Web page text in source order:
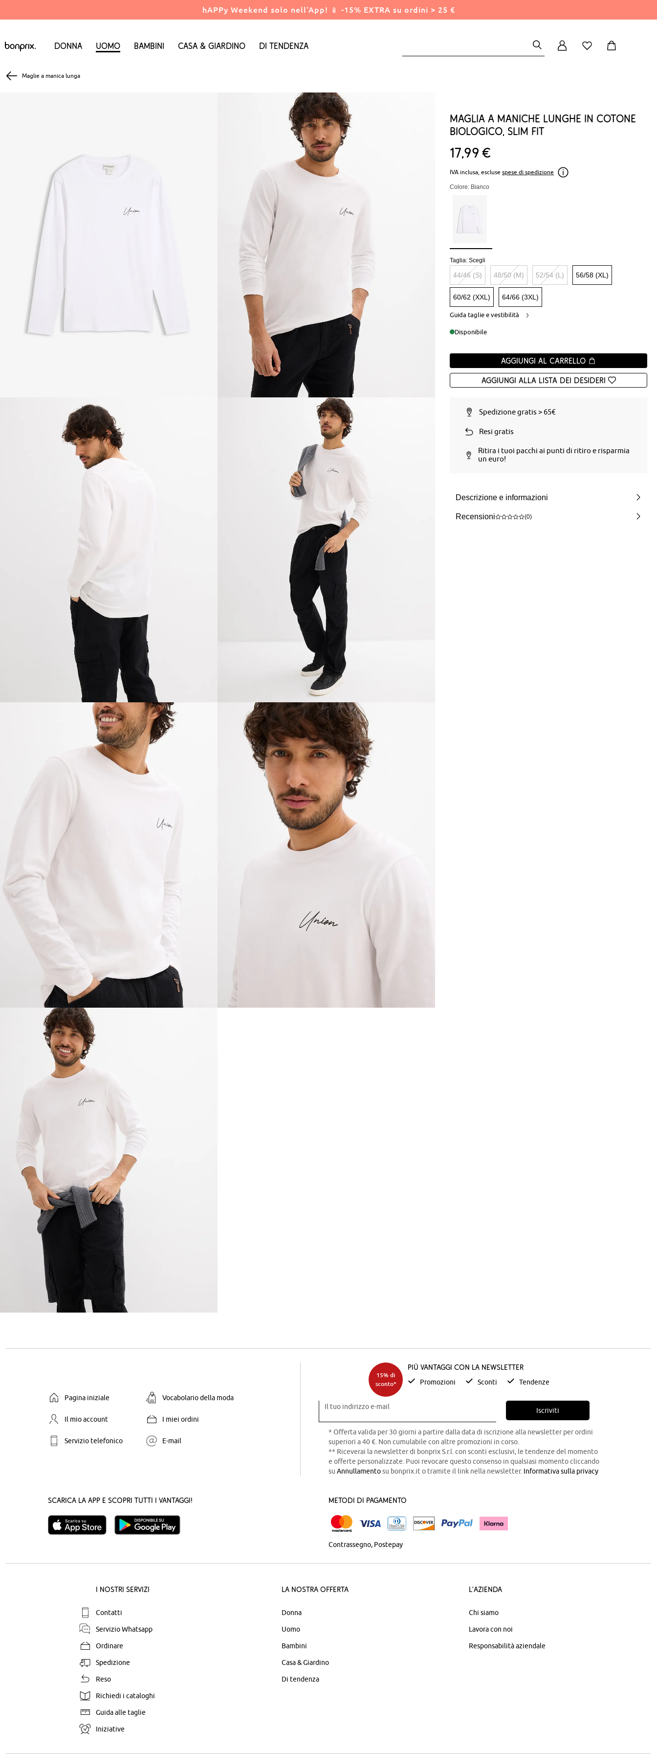
hAPPy Weekend solo nell'App! 📱 -15% EXTRA su ordini > 25 €
Donna Uomo Bambini Casa & Giardino Di tendenza
Maglie a manica lunga
Maglia a maniche lunghe in cotone
biologico, slim fit
17 99 €
IVA inclusa, escluse spese di spedizione
Colore: Bianco
Taglia:Scegli
44/46 (S) 48/50 (M) 52/54 (L) 56/58 (XL)
60/62 (XXL) 64/66 (3XL)
Guida taglie e vestibilità
Disponibile
Aggiungi al carrello
Aggiungi alla Lista dei desideri
Spedizione gratis > 65€
Resi gratis
Ritira i tuoi pacchi ai punti di ritiro e risparmia
un euro!
Descrizione e informazioni
Recensioni (0)
Pagina iniziale Vocabolario della moda
Il mio account I miei ordini
Servizio telefonico E-mail
15% di
sconto*
Più vantaggi con la newsletter
Promozioni Sconti Tendenze
Il tuo indirizzo e-mail Iscriviti
* Offerta valida per 30 giorni a partire dalla data di iscrizione alla newsletter per ordini
superiori a 40 €. Non cumulabile con altre promozioni in corso.
** Riceverai la newsletter di bonprix S.r.l. con sconti esclusivi, le tendenze del momento
e offerte personalizzate. Puoi revocare questo consenso in qualsiasi momento cliccando
su Annullamentosu bonprix.it o tramite il link nella newsletter. Informativa sulla privacy
Scarica la App e scopri tutti i vantaggi! Metodi di pagamento
Contrassegno Postepay
I nostri servizi
Contatti
Servizio Whatsapp
Ordinare
Spedizione
Reso
Richiedi i cataloghi
Guida alle taglie
Iniziative
La nostra offerta
Donna
Uomo
Bambini
Casa & Giardino
Di tendenza
L'azienda
Chi siamo
Lavora con noi
Responsabilità aziendale